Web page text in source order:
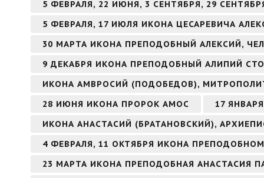
5 ФЕВРАЛЯ, 22 ИЮНЯ, 3 СЕНТЯБРЯ, 29
5 ФЕВРАЛЯ, 17 ИЮЛЯ ИКОНА ЦЕСАРЕВИЧА
30 МАРТА ИКОНА ПРЕПОДОБНЫЙ АЛЕКСИЙ,
9 ДЕКАБРЯ ИКОНА ПРЕПОДОБНЫЙ АЛИПИЙ
ИКОНА АМВРОСИЙ (ПОДОБЕДОВ),
28 ИЮНЯ ИКОНА ПРОРОК АМОС
17
ИКОНА АНАСТАСИЙ (БРАТАНОВСКИЙ),
4 ФЕВРАЛЯ, 11 ОКТЯБРЯ ИКОНА
23 МАРТА ИКОНА ПРЕПОДОБНАЯ АНАСТАСИЯ